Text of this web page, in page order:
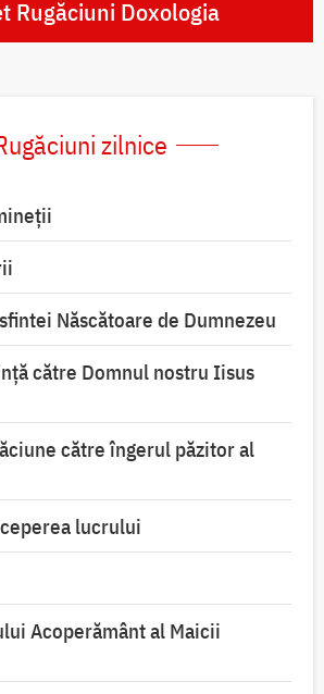
Rugăciuni Doxologia
zilnice
Născătoare de Dumnezeu
către Domnul nostru Iisus
către îngerul păzitor al
lucrului
Acoperământ al Maicii